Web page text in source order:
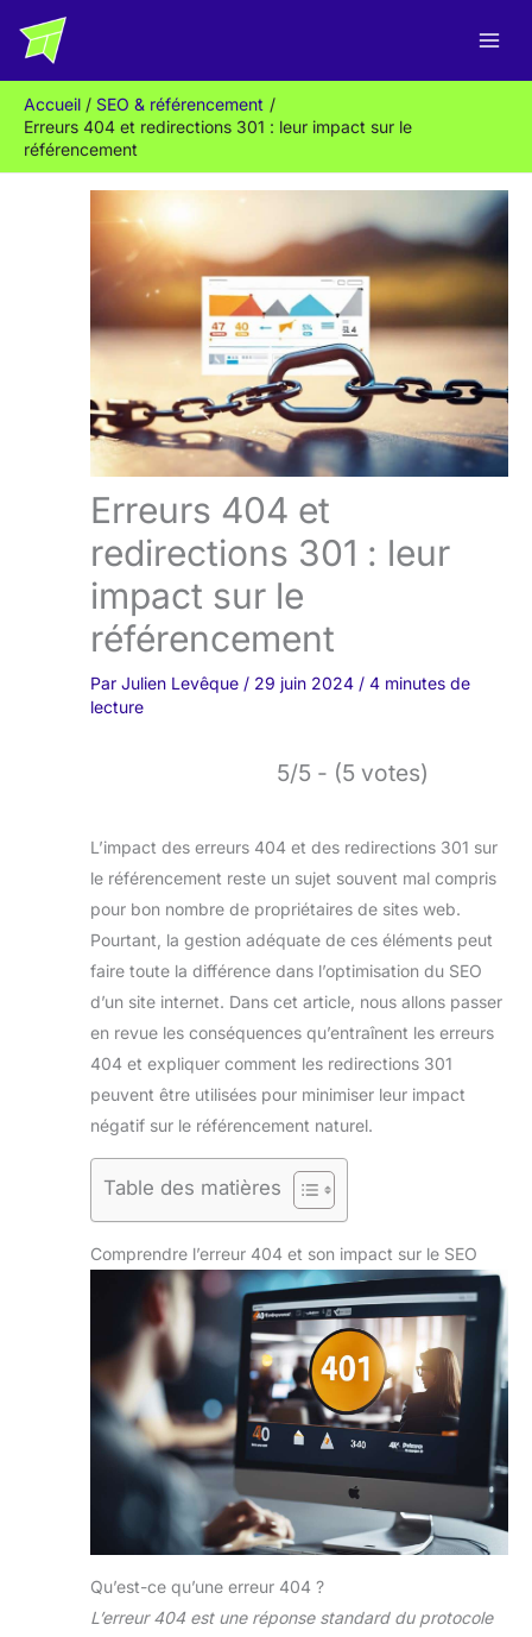
Accueil
SEO & référencement
Erreurs 404 et redirections 301 : leur impact sur le
référencement
Erreurs 404 et
redirections 301 : leur
impact sur le
référencement
Par Julien Levêque / 29 juin 2024 / 4 minutes de
lecture
5/5 - (5 votes)
L’impact des erreurs 404 et des redirections 301 sur
le référencement reste un sujet souvent mal compris
pour bon nombre de propriétaires de sites web.
Pourtant, la gestion adéquate de ces éléments peut
faire toute la différence dans l’optimisation du SEO
d’un site internet. Dans cet article, nous allons passer
en revue les conséquences qu’entraînent les erreurs
404 et expliquer comment les redirections 301
peuvent être utilisées pour minimiser leur impact
négatif sur le référencement naturel.
Table des matières
Comprendre l’erreur 404 et son impact sur le SEO
Qu’est-ce qu’une erreur 404 ?
L’erreur 404 est une réponse standard du protocole
e
c
h
e